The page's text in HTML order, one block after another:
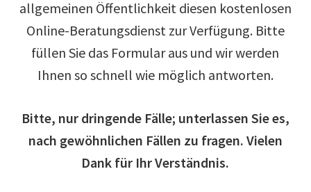
allgemeinen Öffentlichkeit diesen kostenlosen
Online-Beratungsdienst zur Verfügung. Bitte
füllen Sie das Formular aus und wir werden
Ihnen so schnell wie möglich antworten.
Bitte, nur dringende Fälle; unterlassen Sie es,
nach gewöhnlichen Fällen zu fragen. Vielen
Dank für Ihr Verständnis.